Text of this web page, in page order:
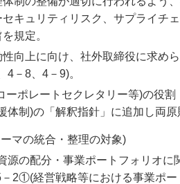
キュリティリスク、サプライチ
規定。
向上に向け、社外取締役に求め
4－8、4－9)。
ーポレートセクレタリー等)の役
体制)の「解釈指針」に追加し両原
マの統合・整理の対象)
の配分・事業ポートフォリオに
2①(経営戦略等における事業ポ